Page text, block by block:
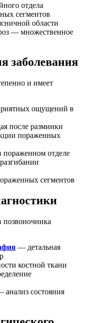
отдела
сегментов
области
— множественное
заболевания
и имеет
ощущений в
после разминки
пораженных
отделе
сегментов
позвоночника
— детальная
костной ткани
анализ состояния